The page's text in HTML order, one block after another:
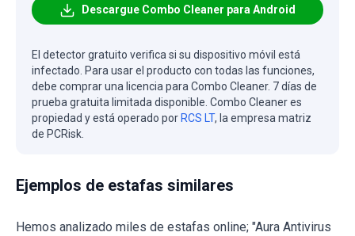
Descargue Combo Cleaner para Android
El detector gratuito verifica si su dispositivo móvil está
infectado. Para usar el producto con todas las funciones,
debe comprar una licencia para Combo Cleaner. 7 días de
prueba gratuita limitada disponible. Combo Cleaner es
propiedad y está operado por RCS LT, la empresa matriz
de PCRisk.
Ejemplos de estafas similares
Hemos analizado miles de estafas online; "Aura Antivirus